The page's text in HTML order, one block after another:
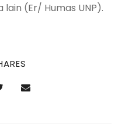
(Er/ Humas UNP).